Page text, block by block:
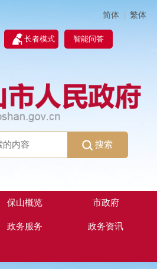
简体 | 繁体
长者模式 智能问答
搜索
保山概览 市政府
政务服务 政务资讯